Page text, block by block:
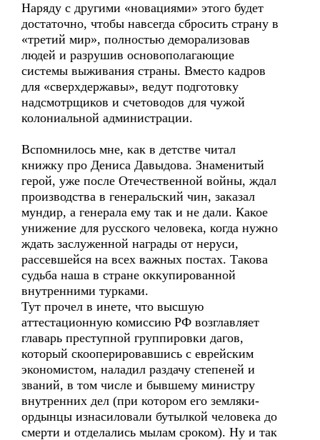
Наряду с другими «новациями» этого будет
достаточно, чтобы навсегда сбросить страну в
«третий мир», полностью деморализовав
людей и разрушив основополагающие
системы выживания страны. Вместо кадров
для «сверхдержавы», ведут подготовку
надсмотрщиков и счетоводов для чужой
колониальной администрации.
Вспомнилось мне, как в детстве читал
книжку про Дениса Давыдова. Знаменитый
герой, уже после Отечественной войны, ждал
производства в генеральский чин, заказал
мундир, а генерала ему так и не дали. Какое
унижение для русского человека, когда нужно
ждать заслуженной награды от неруси,
рассевшейся на всех важных постах. Такова
судьба наша в стране оккупированной
внутренними турками.
Тут прочел в инете, что высшую
аттестационную комиссию РФ возглавляет
главарь преступной группировки дагов,
который скооперировавшись с еврейским
экономистом, наладил раздачу степеней и
званий, в том числе и бывшему министру
внутренних дел (при котором его земляки-
ордынцы изнасиловали бутылкой человека до
смерти и отделались мылам сроком). Ну и так